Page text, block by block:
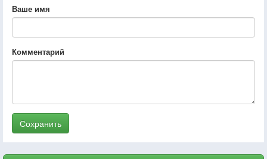
Ваше имя
Комментарий
Сохранить